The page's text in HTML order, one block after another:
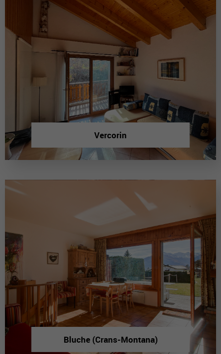
Vercorin
Bluche (Crans-Montana)